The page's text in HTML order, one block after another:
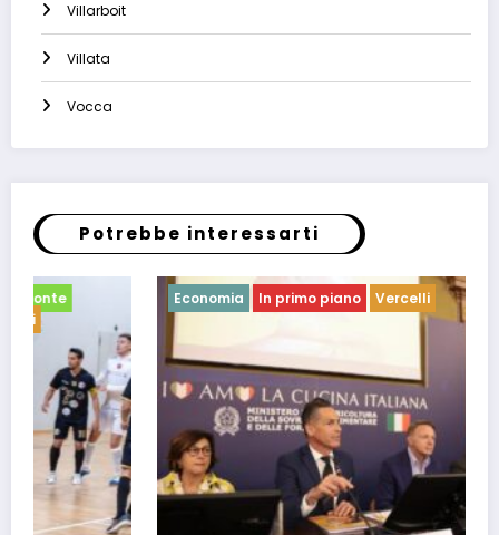
Villarboit
Villata
Vocca
Potrebbe interessarti
Economia In primo piano Vercelli